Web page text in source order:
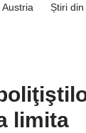
Știri din
limita